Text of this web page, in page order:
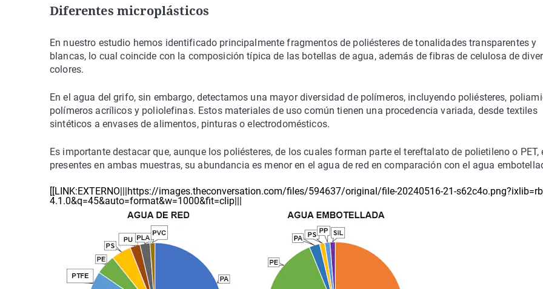
Diferentes microplásticos
En nuestro estudio hemos identificado principalmente fragmentos de poliésteres de tonalidades transparentes y
blancas, lo cual coincide con la composición típica de las botellas de agua, además de fibras de celulosa de
colores.
En el agua del grifo, sin embargo, detectamos una mayor diversidad de polímeros, incluyendo poliésteres,
polímeros acrílicos y poliolefinas. Estos materiales de uso común tienen una procedencia variada, desde textiles
sintéticos a envases de alimentos, pinturas o electrodomésticos.
Es importante destacar que, aunque los poliésteres, de los cuales forman parte el tereftalato de polietileno o PET,
presentes en ambas muestras, su abundancia es menor en el agua de red en comparación con el agua
[[LINK:EXTERNO|||https://images.theconversation.com/files/594637/original/file-20240516-21-
4.1.0&q=45&auto=format&w=1000&fit=clip|||